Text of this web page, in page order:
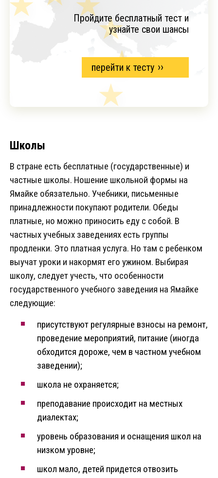
Пройдите бесплатный тест и
узнайте свои шансы
перейти к тесту
Школы
В стране есть бесплатные (государственные) и
частные школы. Ношение школьной формы на
Ямайке обязательно. Учебники, письменные
принадлежности покупают родители. Обеды
платные, но можно приносить еду с собой. В
частных учебных заведениях есть группы
продленки. Это платная услуга. Но там с ребенком
выучат уроки и накормят его ужином. Выбирая
школу, следует учесть, что особенности
государственного учебного заведения на Ямайке
следующие:
присутствуют регулярные взносы на ремонт,
проведение мероприятий, питание (иногда
обходится дороже, чем в частном учебном
заведении);
школа не охраняется;
преподавание происходит на местных
диалектах;
уровень образования и оснащения школ на
низком уровне;
школ мало, детей придется отвозить